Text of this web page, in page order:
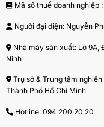
Mã số thuế doanh nghiệp :
Người đại diện: Nguyễn
Nhà máy sản xuất: Lô 9A,
Ninh
Trụ sở & Trung tâm nghiên
Thành Phố Hồ Chí Minh
Hotline: 094 200 20 20